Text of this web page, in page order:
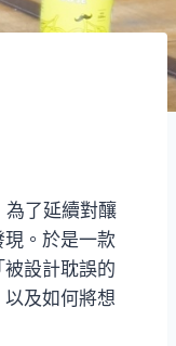
為了延續對釀
。於是一款
設計耽誤的
及如何將想